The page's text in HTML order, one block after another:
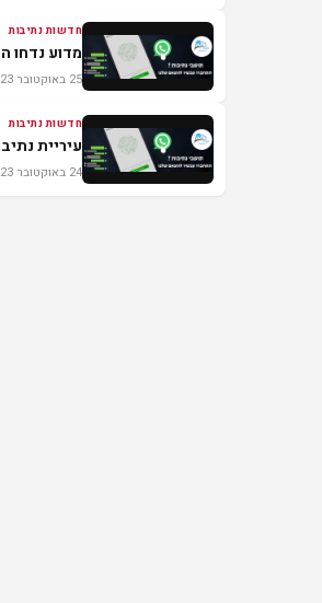
חדשות נתיבות
מדוע נדחו
25 באוקטובר 2023
חדשות נתיבות
עיריית
24 באוקטובר 2023